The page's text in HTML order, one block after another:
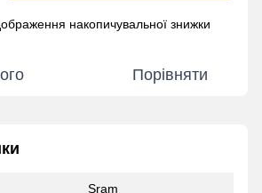
накопичувальної знижки
Порівняти
Sram